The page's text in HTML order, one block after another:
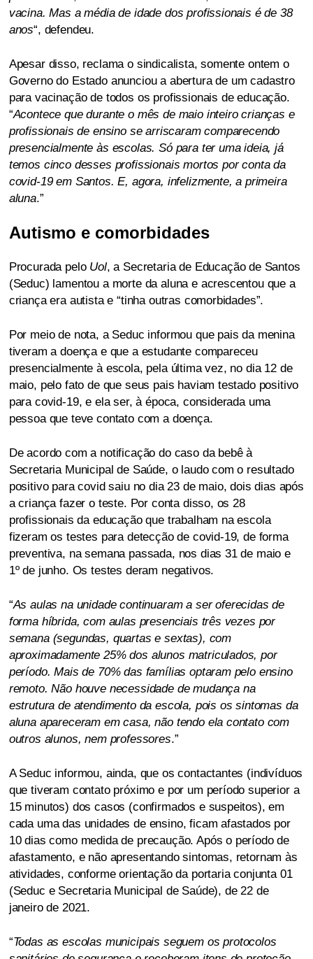
vacina. Mas a média de idade dos profissionais é de 38
anos“, defendeu.
Apesar disso, reclama o sindicalista, somente ontem o
Governo do Estado anunciou a abertura de um cadastro
para vacinação de todos os profissionais de educação.
“Acontece que durante o mês de maio inteiro crianças e
profissionais de ensino se arriscaram comparecendo
presencialmente às escolas. Só para ter uma ideia, já
temos cinco desses profissionais mortos por conta da
covid-19 em Santos. E, agora, infelizmente, a primeira
aluna.”
Autismo e comorbidades
Procurada pelo Uol, a Secretaria de Educação de Santos
(Seduc) lamentou a morte da aluna e acrescentou que a
criança era autista e “tinha outras comorbidades”.
Por meio de nota, a Seduc informou que pais da menina
tiveram a doença e que a estudante compareceu
presencialmente à escola, pela última vez, no dia 12 de
maio, pelo fato de que seus pais haviam testado positivo
para covid-19, e ela ser, à época, considerada uma
pessoa que teve contato com a doença.
De acordo com a notificação do caso da bebê à
Secretaria Municipal de Saúde, o laudo com o resultado
positivo para covid saiu no dia 23 de maio, dois dias após
a criança fazer o teste. Por conta disso, os 28
profissionais da educação que trabalham na escola
fizeram os testes para detecção de covid-19, de forma
preventiva, na semana passada, nos dias 31 de maio e
1º de junho. Os testes deram negativos.
“As aulas na unidade continuaram a ser oferecidas de
forma híbrida, com aulas presenciais três vezes por
semana (segundas, quartas e sextas), com
aproximadamente 25% dos alunos matriculados, por
período. Mais de 70% das famílias optaram pelo ensino
remoto. Não houve necessidade de mudança na
estrutura de atendimento da escola, pois os sintomas da
aluna apareceram em casa, não tendo ela contato com
outros alunos, nem professores.”
A Seduc informou, ainda, que os contactantes (indivíduos
que tiveram contato próximo e por um período superior a
15 minutos) dos casos (confirmados e suspeitos), em
cada uma das unidades de ensino, ficam afastados por
10 dias como medida de precaução. Após o período de
afastamento, e não apresentando sintomas, retornam às
atividades, conforme orientação da portaria conjunta 01
(Seduc e Secretaria Municipal de Saúde), de 22 de
janeiro de 2021.
“Todas as escolas municipais seguem os protocolos